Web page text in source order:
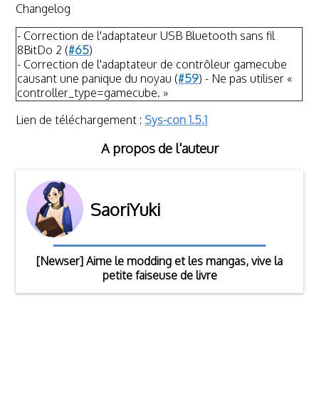
Changelog
- Correction de l'adaptateur USB Bluetooth sans fil
8BitDo 2 (#65)
- Correction de l'adaptateur de contrôleur gamecube
causant une panique du noyau (#59) - Ne pas utiliser «
controller_type=gamecube. »
Lien de téléchargement : Sys-con 1.5.1
A propos de l'auteur
SaoriYuki
[Newser] Aime le modding et les mangas, vive la
petite faiseuse de livre